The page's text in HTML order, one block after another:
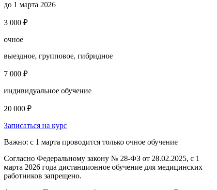
до 1 марта 2026
3 000 ₽
очное
выездное, групповое, гибридное
7 000 ₽
индивидуальное обучение
20 000 ₽
Записаться на курс
Важно: с 1 марта проводится только очное обучение
Согласно Федеральному закону № 28-ФЗ от 28.02.2025, с 1
марта 2026 года дистанционное обучение для медицинских
работников запрещено.